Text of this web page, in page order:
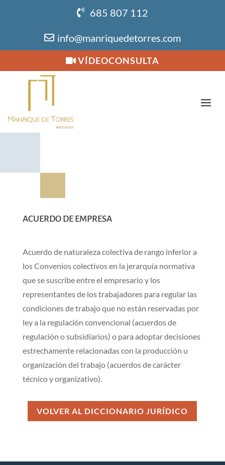
685 807 112
info@manriquedetorres.com
VÍDEOCONSULTA
ACUERDO DE EMPRESA
Acuerdo de naturaleza colectiva de rango inferior a
los Convenios colectivos en la jerarquía normativa
que se suscribe entre el empresario y los
representantes de los trabajadores para regular las
condiciones de trabajo que no están reservadas por
ley a la regulación convencional (acuerdos de
regulación o subsidiarios) o para adoptar decisiones
estrechamente relacionadas con la producción u
organización del trabajo (acuerdos de carácter
técnico y organizativo).
VOLVER AL DICCIONARIO JURÍDICO